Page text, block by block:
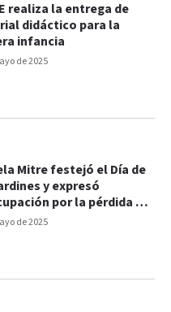
de 2025
realiza la entrega de
didáctico para la
infancia
de 2025
Mitre festejó el Día de
y expresó
por la pérdida de
docente